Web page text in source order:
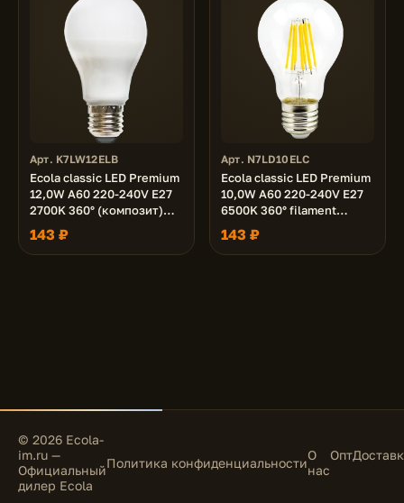
Арт. K7LW12ELB
Ecola classic LED Premium
12,0W A60 220-240V E27
2700K 360° (композит)
110x60
143 ₽
Арт. N7LD10ELC
Ecola classic LED Premium
10,0W A60 220-240V E27
6500K 360° filament
прозр. нитевидная (Ra 80,
100 Lm/W, КП=0) 105x60
143 ₽
© 2026 Ecola-
im.ru —
Официальный
дилер Ecola
Политика конфиденциальностиО
нас
Опт